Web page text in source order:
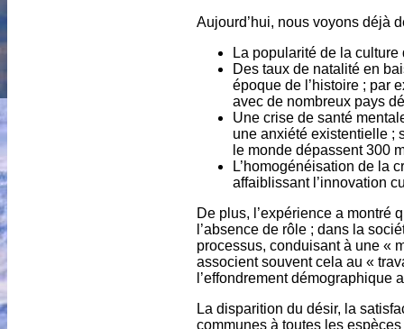
Aujourd’hui, nous voyons déjà
La popularité de la
Des taux de natalité en
époque de l’histoire ; par
avec de nombreux pays
Une crise de santé
une anxiété existentielle ;
le monde dépassent 300
L’homogénéisation de la
affaiblissant l’innovation
De plus, l’expérience a montré
l’absence de rôle ; dans la
processus, conduisant à une «
associent souvent cela au «
l’effondrement démographique
La disparition du désir, la
communes à toutes les